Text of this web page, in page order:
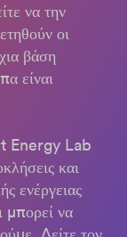
να την
οι
βάση
είναι
Energy Lab
και
ενέργειας
μπορεί να